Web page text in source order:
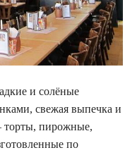
и солёные
свежая выпечка и
торты, пирожные,
по